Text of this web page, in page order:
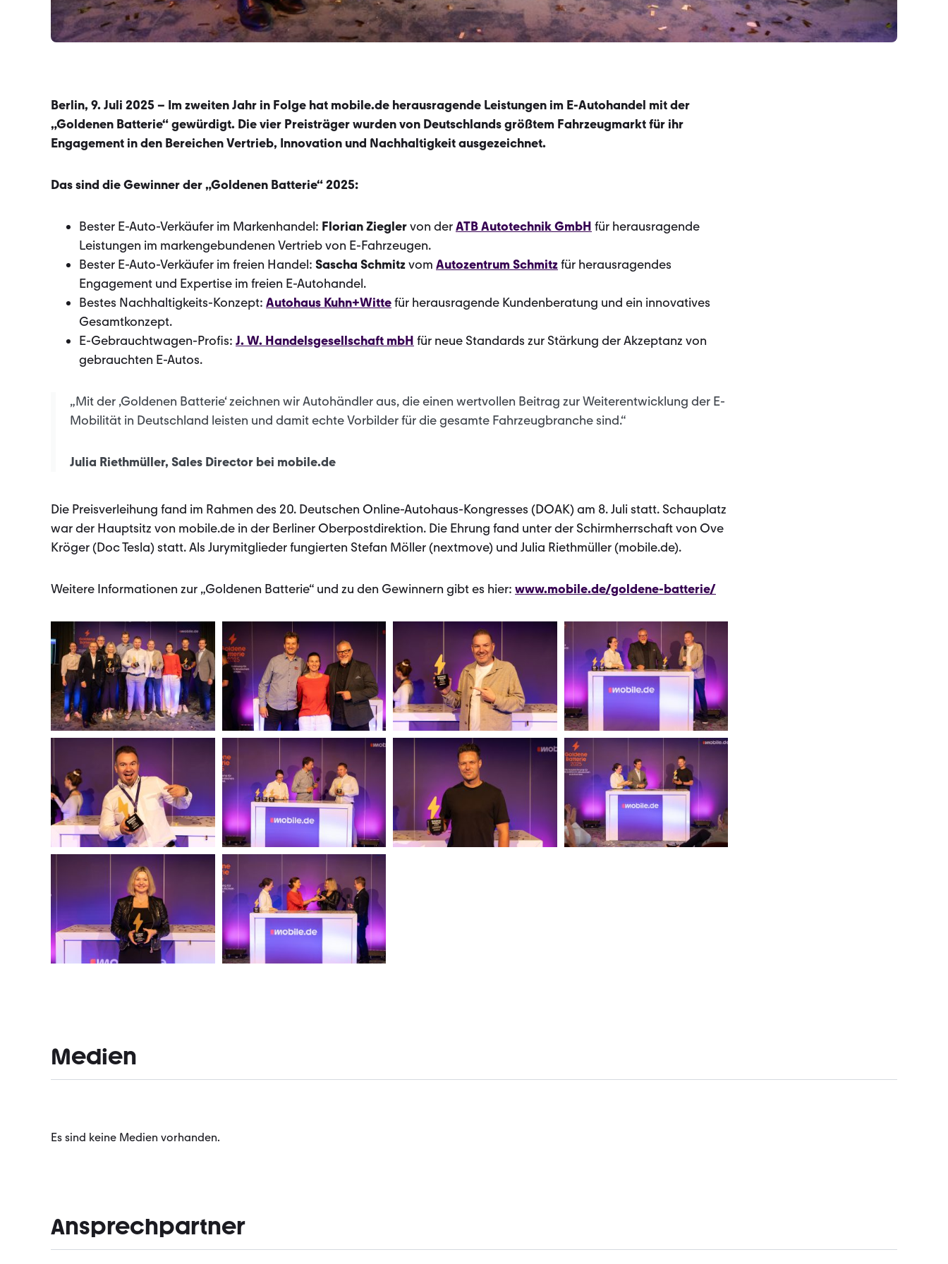
Berlin, 9. Juli 2025 – Im zweiten Jahr in Folge hat mobile.de herausragende Leistungen im E-Autohandel mit der
„Goldenen Batterie“ gewürdigt. Die vier Preisträger wurden von Deutschlands größtem Fahrzeugmarkt für ihr
Engagement in den Bereichen Vertrieb, Innovation und Nachhaltigkeit ausgezeichnet.
Das sind die Gewinner der „Goldenen Batterie“ 2025:
Bester E-Auto-Verkäufer im Markenhandel: Florian Zieglervon derATB Autotechnik GmbH für herausragende
Leistungen im markengebundenen Vertrieb von E-Fahrzeugen.
Bester E-Auto-Verkäufer im freien Handel: Sascha Schmitzvom Autozentrum Schmitzfür herausragendes
Engagement und Expertise im freien E-Autohandel.
Bestes Nachhaltigkeits-Konzept: Autohaus Kuhn+Wittefür herausragende Kundenberatung und ein innovatives
Gesamtkonzept.
E-Gebrauchtwagen-Profis: J. W. Handelsgesellschaft mbH für neue Standards zur Stärkung der Akzeptanz von
gebrauchten E-Autos.
„Mit der ‚Goldenen Batterie‘ zeichnen wir Autohändler aus, die einen wertvollen Beitrag zur Weiterentwicklung der E-
Mobilität in Deutschland leisten und damit echte Vorbilder für die gesamte Fahrzeugbranche sind.“
Julia Riethmüller, Sales Director bei mobile.de
Die Preisverleihung fand im Rahmen des 20. Deutschen Online-Autohaus-Kongresses (DOAK) am 8. Juli statt. Schauplatz
war der Hauptsitz von mobile.de in der Berliner Oberpostdirektion. Die Ehrung fand unter der Schirmherrschaft von Ove
Kröger (Doc Tesla) statt. Als Jurymitglieder fungierten Stefan Möller (nextmove) und Julia Riethmüller (mobile.de).
Weitere Informationen zur „Goldenen Batterie“ und zu den Gewinnern gibt es hier: www.mobile.de/goldene-batterie/
Medien
Es sind keine Medien vorhanden.
Ansprechpartner